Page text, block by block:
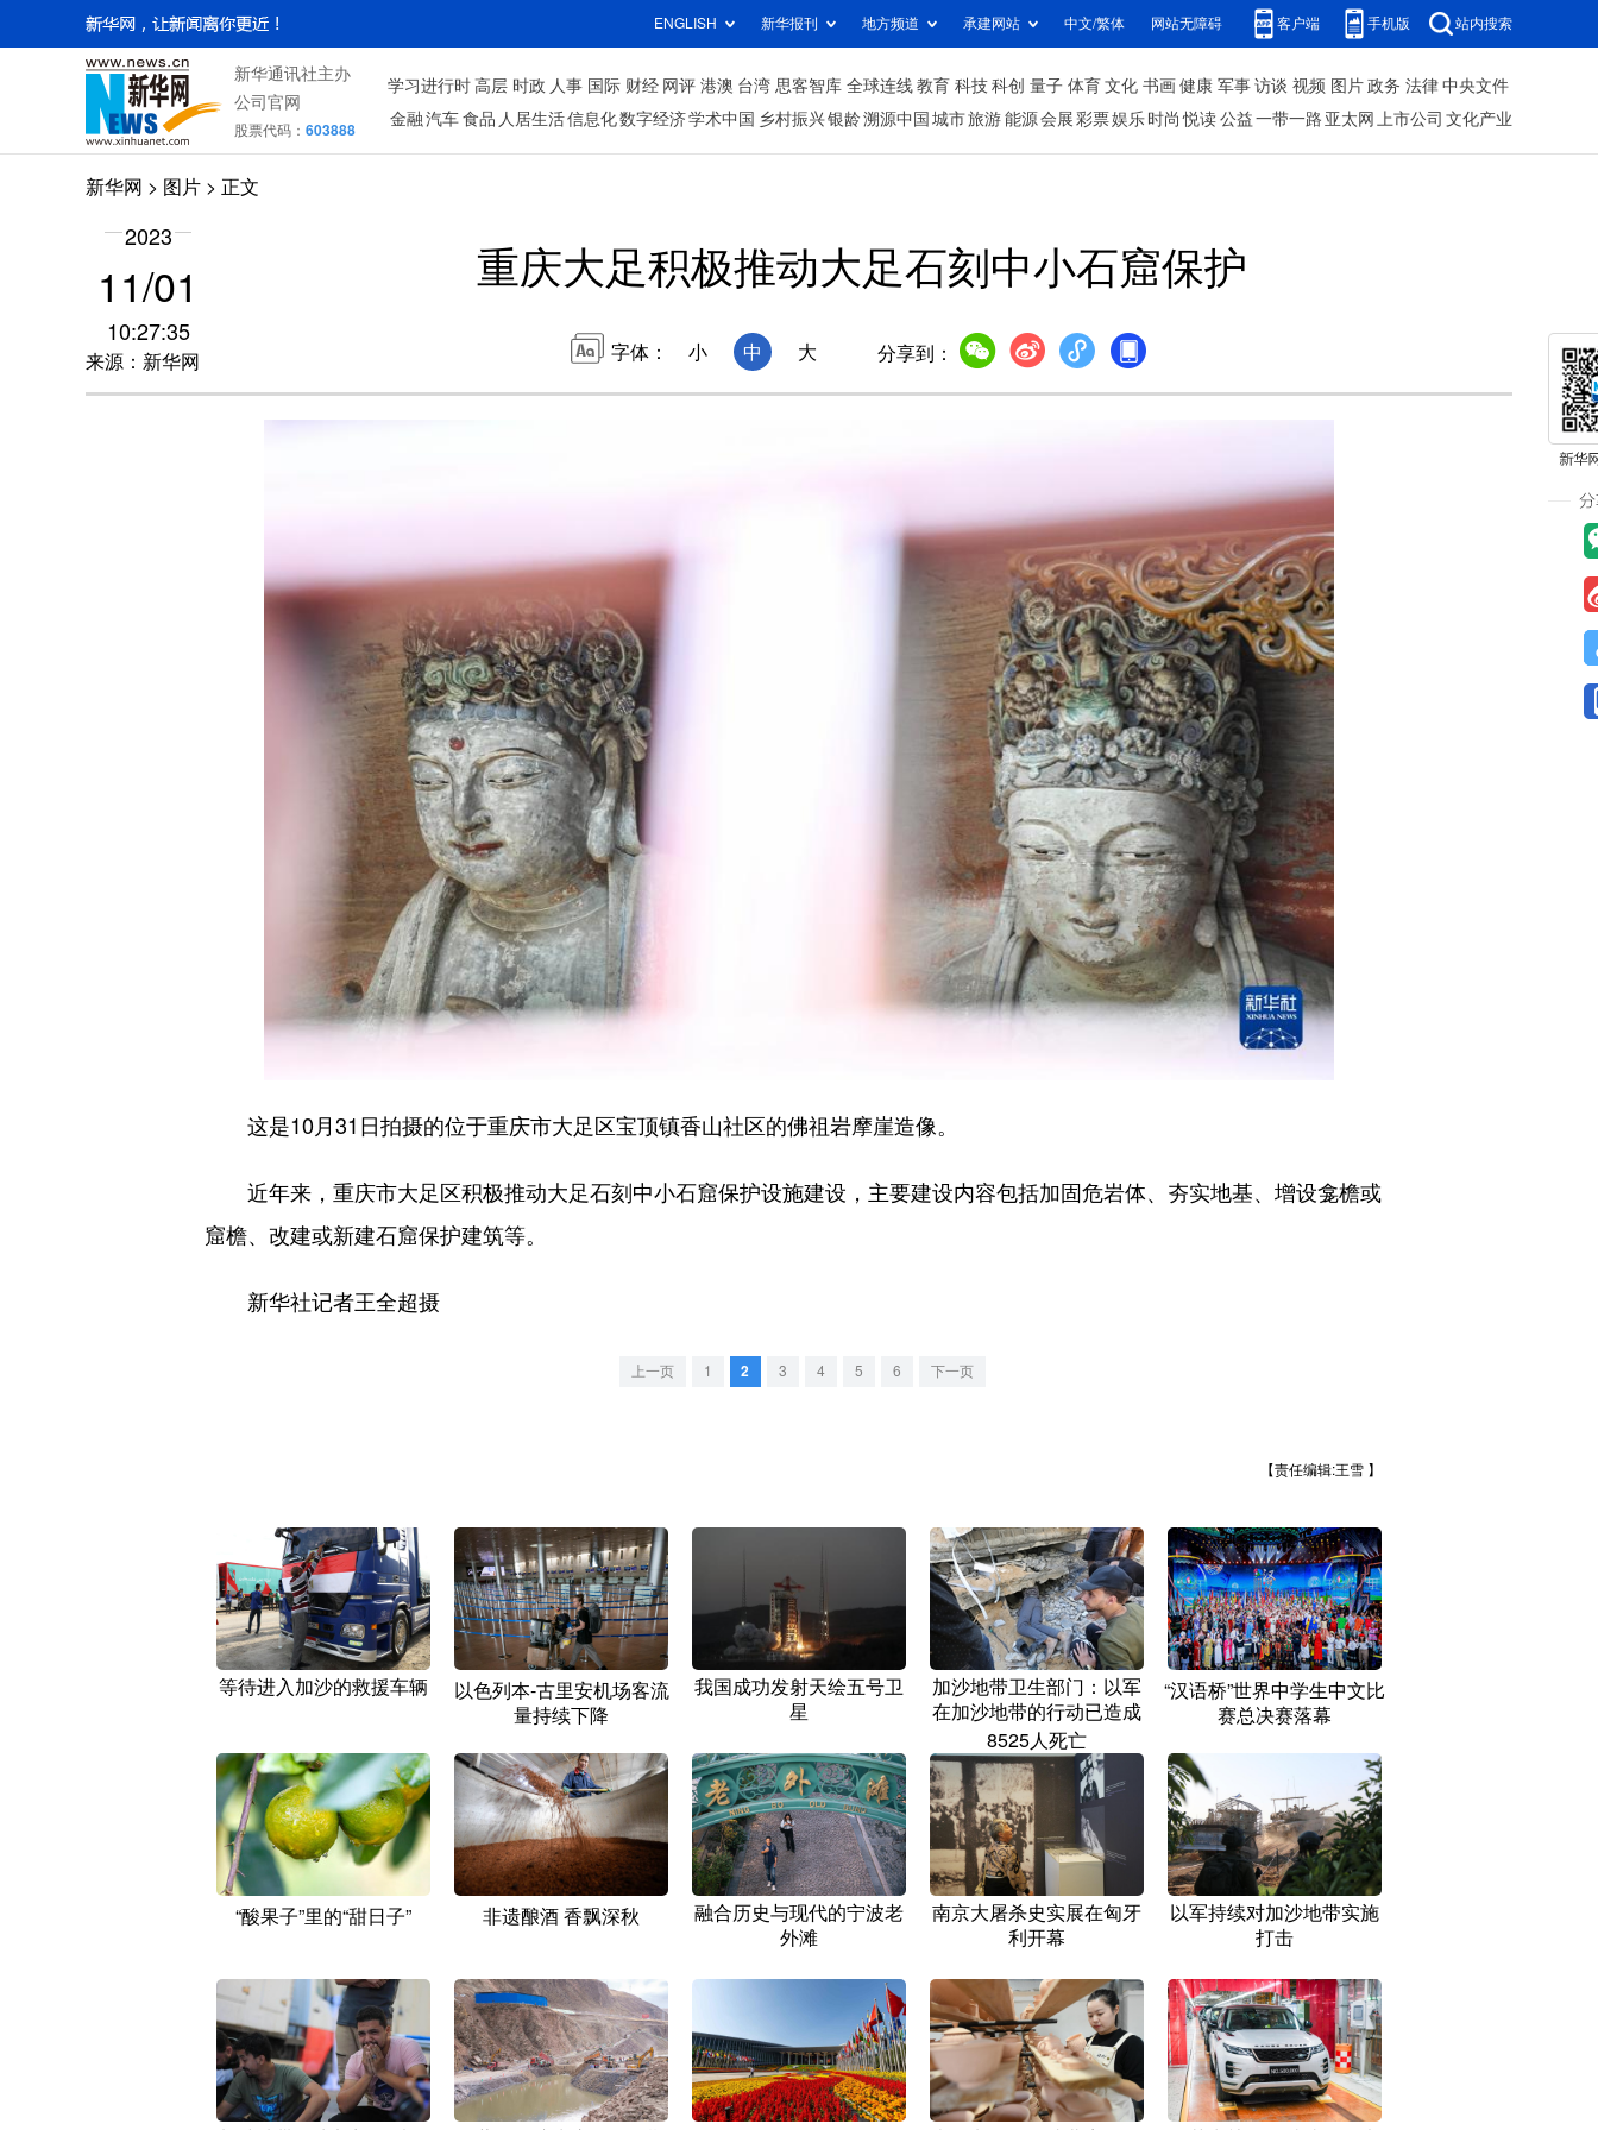
ENGLISH 新华报刊 地方频道 承建网站 中文/繁体 网站无障碍 客户端 手机版 站内搜索
新华通讯社主办
公司官网
股票代码： 603888
学习进行时 高层 时政 人事 国际 财经 网评 港澳 台湾 思客智库 全球连线 教育 科技 科创 量子 体育 文化 书画 健康 军事 访谈 视频 图片 政务 法律 中央文件
金融 汽车 食品 人居生活信息化数字经济学术中国 乡村振兴银龄溯源中国 城市旅游 能源 会展 彩票娱乐 时尚 悦读 公益 一带一路 亚太网 上市公司 文化产业
新华网 > 图片 > 正文
2023
11/01
10:27:35
来源：新华网
重庆大足积极推动大足石刻中小石窟保护
字体： 小 中 大 分享到：
这是10月31日拍摄的位于重庆市大足区宝顶镇香山社区的佛祖岩摩崖造像。
近年来，重庆市大足区积极推动大足石刻中小石窟保护设施建设，主要建设内容包括加固危岩体、夯实地基、增设龛檐或
窟檐、改建或新建石窟保护建筑等。
新华社记者王全超摄
上一页 1 2 3 4 5 6 下一页
【责任编辑:王雪 】
等待进入加沙的救援车辆
以色列本-古里安机场客流
量持续下降
我国成功发射天绘五号卫
星
加沙地带卫生部门：以军
在加沙地带的行动已造成
8525人死亡
“汉语桥”世界中学生中文比
赛总决赛落幕
“酸果子”里的“甜日子” 非遗酿酒 香飘深秋
融合历史与现代的宁波老
外滩
南京大屠杀史实展在匈牙
利开幕
以军持续对加沙地带实施
打击